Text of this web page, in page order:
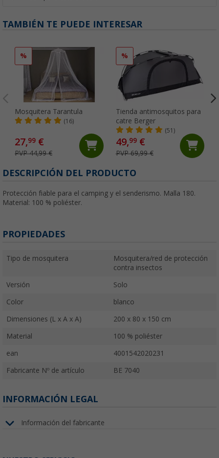
TAMBIÉN TE PUEDE INTERESAR
%
Mosquitera Tarantula
(16)
27,99 €
PVP 44,99 €
%
Tienda antimosquitos para
catre Berger
(51)
49,99€
PVP 69,99 €
DESCRIPCIÓN DEL PRODUCTO
Protección fiable para el camping y el senderismo. Malla 180.
Material: 100 % poliéster.
PROPIEDADES
Tipo de mosquitera
Mosquitera/red de protección
contra insectos
Versión Solo
Color blanco
Dimensiones (L x A x A) 200 x 80 x 150 cm
Material 100 % poliéster
ean 4001542020231
Fabricante Nº de artículo BE 7040
INFORMACIÓN LEGAL
Información del fabricante